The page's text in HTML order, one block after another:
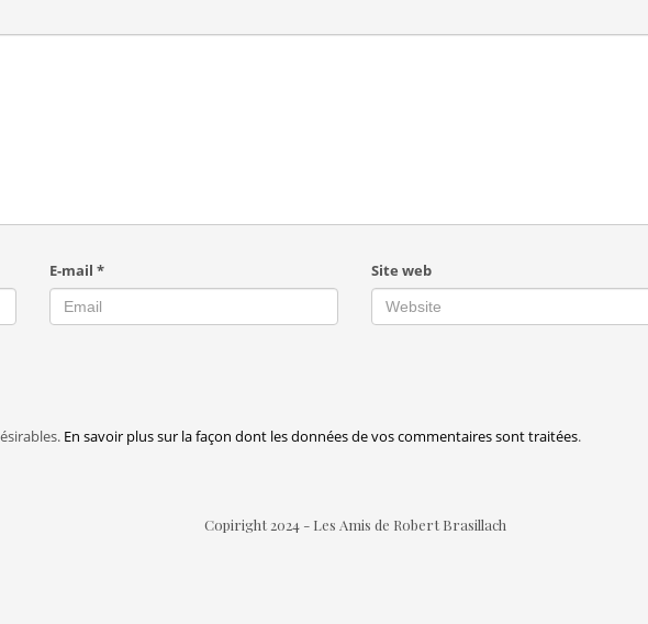
E-mail* Site web
En savoir plus sur la façon dont les données de vos commentaires sont traitées.
Copiright 2024 - Les Amis de Robert Brasillach